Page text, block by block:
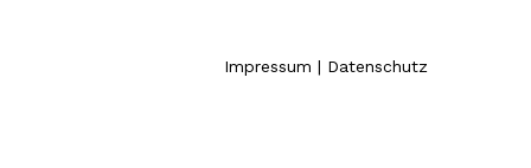
Impressum | Datenschutz